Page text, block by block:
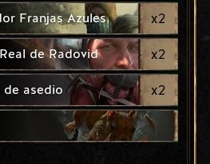
Franjas Azules x2
de Radovid x2
de asedio x2